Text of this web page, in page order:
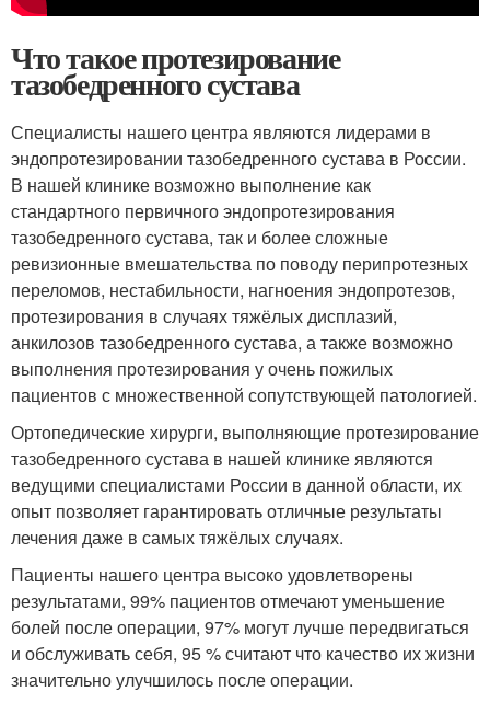
Что такое протезирование
тазобедренного сустава
Специалисты нашего центра являются лидерами в
эндопротезировании тазобедренного сустава в России.
В нашей клинике возможно выполнение как
стандартного первичного эндопротезирования
тазобедренного сустава, так и более сложные
ревизионные вмешательства по поводу перипротезных
переломов, нестабильности, нагноения эндопротезов,
протезирования в случаях тяжёлых дисплазий,
анкилозов тазобедренного сустава, а также возможно
выполнения протезирования у очень пожилых
пациентов с множественной сопутствующей патологией.
Ортопедические хирурги, выполняющие протезирование
тазобедренного сустава в нашей клинике являются
ведущими специалистами России в данной области, их
опыт позволяет гарантировать отличные результаты
лечения даже в самых тяжёлых случаях.
Пациенты нашего центра высоко удовлетворены
результатами, 99% пациентов отмечают уменьшение
болей после операции, 97% могут лучше передвигаться
и обслуживать себя, 95 % считают что качество их жизни
значительно улучшилось после операции.